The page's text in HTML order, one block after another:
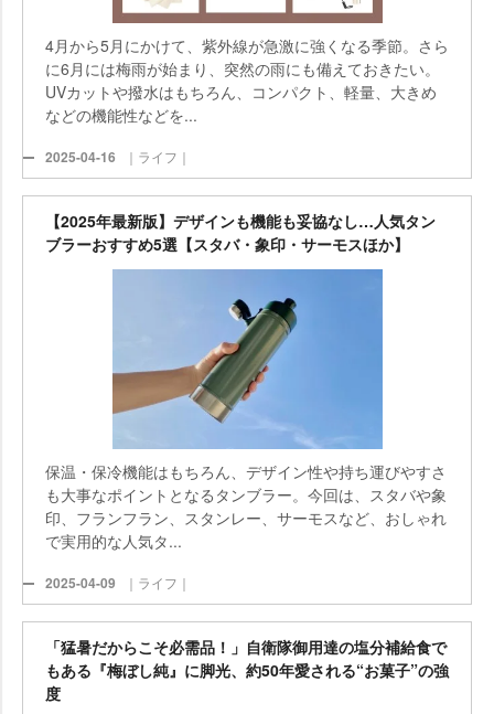
4月から5月にかけて、紫外線が急激に強くなる季節。さら
に6月には梅雨が始まり、突然の雨にも備えておきたい。
UVカットや撥水はもちろん、コンパクト、軽量、大きめ
などの機能性などを...
2025-04-16 ｜ライフ｜
【2025年最新版】デザインも機能も妥協なし…人気タン
ブラーおすすめ5選【スタバ・象印・サーモスほか】
保温・保冷機能はもちろん、デザイン性や持ち運びやすさ
も大事なポイントとなるタンブラー。今回は、スタバや象
印、フランフラン、スタンレー、サーモスなど、おしゃれ
で実用的な人気タ...
2025-04-09 ｜ライフ｜
「猛暑だからこそ必需品！」自衛隊御用達の塩分補給食で
もある『梅ぼし純』に脚光、約50年愛される“お菓子”の強
度